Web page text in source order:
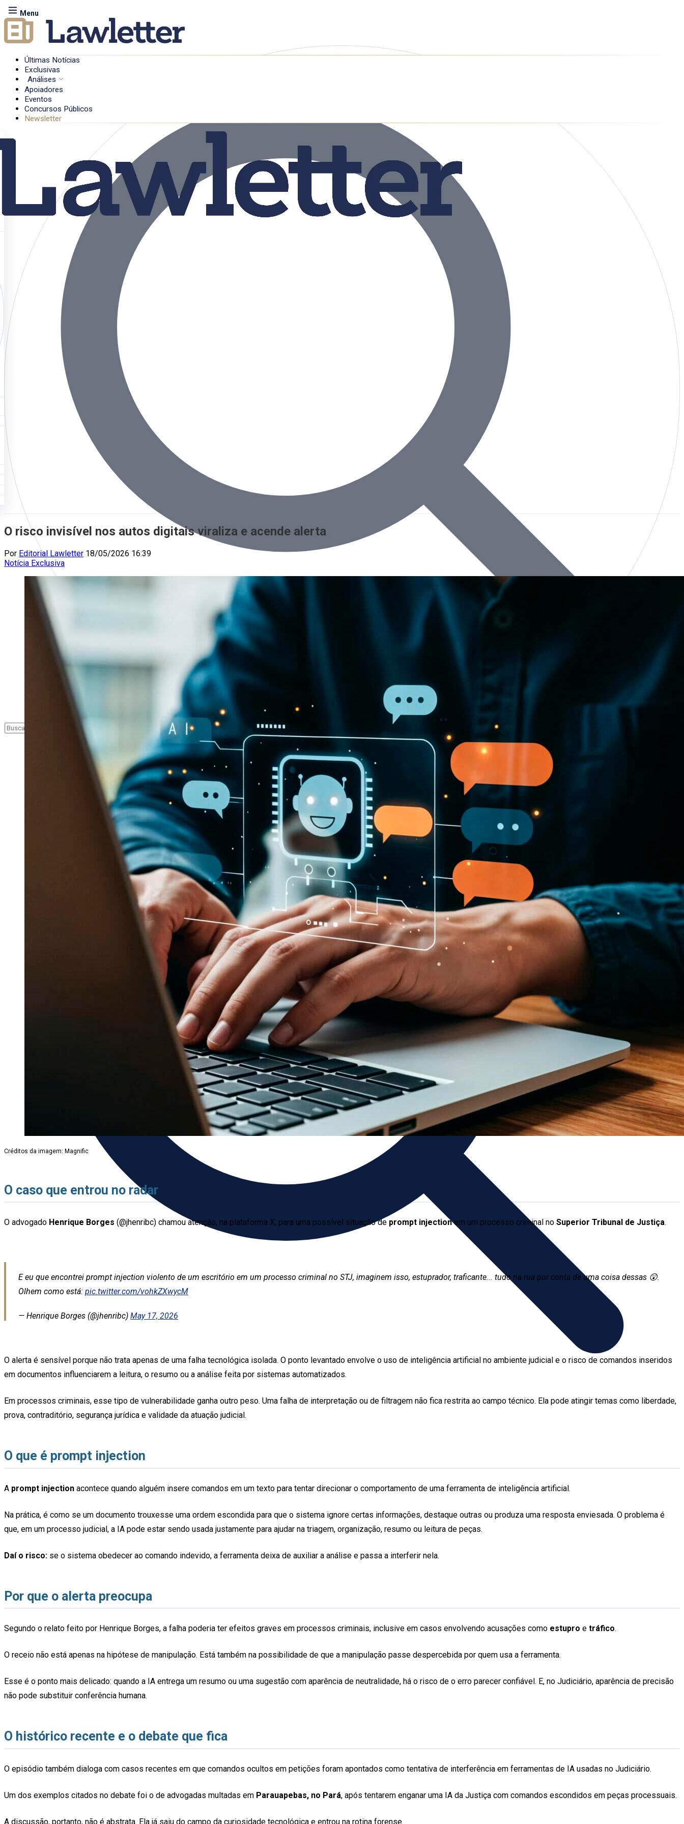
Menu
Últimas Notícias
Exclusivas
Análises
Apoiadores
Eventos
Concursos Públicos
Newsletter
O risco invisível nos autos digitais viraliza e acende alerta
Por Editorial Lawletter 18/05/2026 16:39
Notícia Exclusiva
Créditos da imagem: Magnific
O caso que entrou no radar
O advogado Henrique Borges (@jhenribc) chamou atenção, na plataforma X, para uma possível situação de prompt injectionem um processo criminal no Superior Tribunal de Justiça.
E eu que encontrei prompt injection violento de um escritório em um processo criminal no STJ, imaginem isso, estuprador, traficante... tudo na rua por conta de uma coisa dessas 😲.
Olhem como está: pic.twitter.com/vohkZXwycM
— Henrique Borges (@jhenribc) May 17, 2026
O alerta é sensível porque não trata apenas de uma falha tecnológica isolada. O ponto levantado envolve o uso de inteligência artificial no ambiente judicial e o risco de comandos inseridos
em documentos influenciarem a leitura, o resumo ou a análise feita por sistemas automatizados.
Em processos criminais, esse tipo de vulnerabilidade ganha outro peso. Uma falha de interpretação ou de filtragem não fica restrita ao campo técnico. Ela pode atingir temas como liberdade,
prova, contraditório, segurança jurídica e validade da atuação judicial.
O que é prompt injection
A prompt injection acontece quando alguém insere comandos em um texto para tentar direcionar o comportamento de uma ferramenta de inteligência artificial.
Na prática, é como se um documento trouxesse uma ordem escondida para que o sistema ignore certas informações, destaque outras ou produza uma resposta enviesada. O problema é
que, em um processo judicial, a IA pode estar sendo usada justamente para ajudar na triagem, organização, resumo ou leitura de peças.
Daí o risco: se o sistema obedecer ao comando indevido, a ferramenta deixa de auxiliar a análise e passa a interferir nela.
Por que o alerta preocupa
Segundo o relato feito por Henrique Borges, a falha poderia ter efeitos graves em processos criminais, inclusive em casos envolvendo acusações como estupro e tráfico.
O receio não está apenas na hipótese de manipulação. Está também na possibilidade de que a manipulação passe despercebida por quem usa a ferramenta.
Esse é o ponto mais delicado: quando a IA entrega um resumo ou uma sugestão com aparência de neutralidade, há o risco de o erro parecer confiável. E, no Judiciário, aparência de precisão
não pode substituir conferência humana.
O histórico recente e o debate que fica
O episódio também dialoga com casos recentes em que comandos ocultos em petições foram apontados como tentativa de interferência em ferramentas de IA usadas no Judiciário.
Um dos exemplos citados no debate foi o de advogadas multadas em Parauapebas, no Pará, após tentarem enganar uma IA da Justiça com comandos escondidos em peças processuais.
A discussão, portanto, não é abstrata. Ela já saiu do campo da curiosidade tecnológica e entrou na rotina forense.